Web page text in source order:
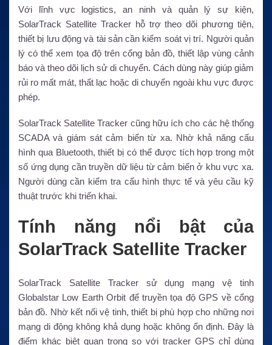
Với lĩnh vực logistics, an ninh và quản lý sự kiện,
SolarTrack Satellite Tracker hỗ trợ theo dõi phương tiện,
thiết bị lưu động và tài sản cần kiểm soát vị trí. Người quản
lý có thể xem tọa độ trên cổng bản đồ, thiết lập vùng cảnh
báo và theo dõi lịch sử di chuyển. Cách dùng này giúp giảm
rủi ro mất mát, thất lạc hoặc di chuyển ngoài khu vực được
phép.
SolarTrack Satellite Tracker cũng hữu ích cho các hệ thống
SCADA và giám sát cảm biến từ xa. Nhờ khả năng cấu
hình qua Bluetooth, thiết bị có thể được tích hợp trong một
số ứng dụng cần truyền dữ liệu từ cảm biến ở khu vực xa.
Người dùng cần kiểm tra cấu hình thực tế và yêu cầu kỹ
thuật trước khi triển khai.
Tính năng nổi bật của
SolarTrack Satellite Tracker
SolarTrack Satellite Tracker sử dụng mạng vệ tinh
Globalstar Low Earth Orbit để truyền tọa độ GPS về cổng
bản đồ. Nhờ kết nối vệ tinh, thiết bị phù hợp cho những nơi
mạng di động không khả dụng hoặc không ổn định. Đây là
điểm khác biệt quan trọng so với tracker GPS chỉ dùng